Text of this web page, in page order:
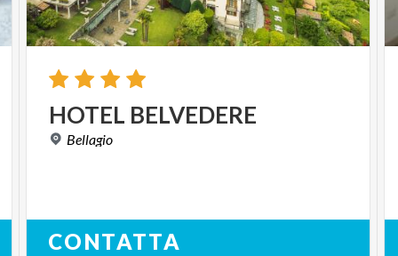
HOTEL BELVEDERE
Bellagio
CONTATTA